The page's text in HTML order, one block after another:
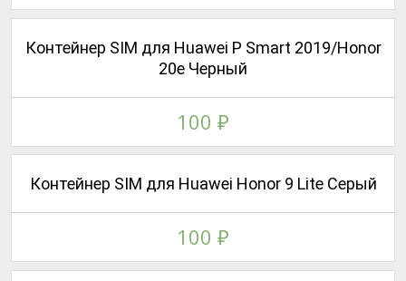
Контейнер SIM для Huawei Honor 9 Lite Серый
100 ₽
Контейнер SIM для Huawei P Smart 2019/Honor
20e Черный
100 ₽